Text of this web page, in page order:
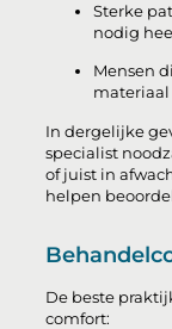
Sterke
nodig
Mensen
materiaal
In dergelijke
specialist
of juist in
helpen
De beste
comfort: